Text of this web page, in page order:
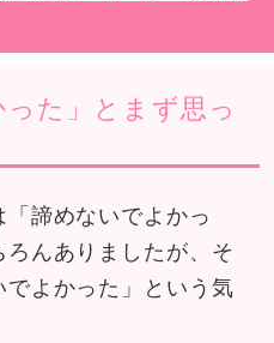
った」とまず思っ
諦めないでよかっ
んありましたが、そ
よかった」という気